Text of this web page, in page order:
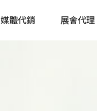
媒體代銷 展會代理